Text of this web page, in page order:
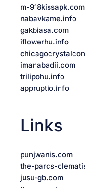
m-918kissapk.com
nabavkame.info
gakbiasa.com
iflowerhu.info
imanabadii.com
trilipohu.info
appruptio.info
Links
punjwanis.com
the-parcs-
jusu-gb.com